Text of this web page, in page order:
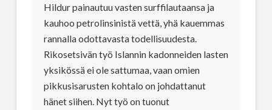
Hildur painautuu vasten surffilautaansa ja
kauhoo petrolinsinistä vettä, yhä kauemmas
rannalla odottavasta todellisuudesta.
Rikosetsivän työ Islannin kadonneiden lasten
yksikössä ei ole sattumaa, vaan omien
pikkusisarusten kohtalo on johdattanut
hänet siihen. Nyt työ on tuonut